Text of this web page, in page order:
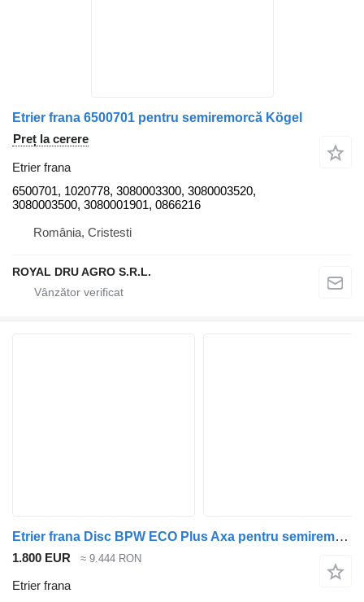
Etrier frana 6500701 pentru semiremorcă Kögel
Preț la cerere
Etrier frana
6500701, 1020778, 3080003300, 3080003520,
3080003500, 3080001901, 0866216
România, Cristesti
ROYAL DRU AGRO S.R.L.
Etrier frana Disc BPW ECO Plus Axa pentru semiremorcă Knorr-Bremse
1.800 EUR ≈ 9.444 RON
Etrier frana